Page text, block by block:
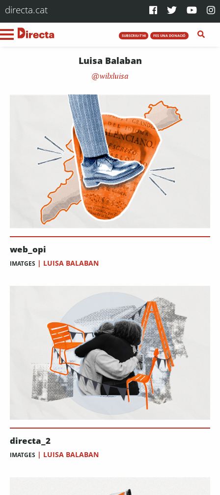
directa.cat
SUBSCRIU-T'HI FES UNA DONACIÓ
Luisa Balaban
wilxluisa
web_opi
IMATGES | LUISA BALABAN
directa_2
IMATGES | LUISA BALABAN